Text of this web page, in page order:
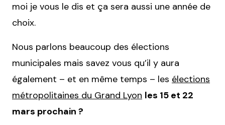
moi je vous le dis et ça sera aussi une année de
choix.
Nous parlons beaucoup des élections
municipales mais savez vous qu’il y aura
également – et en même temps – les élections
métropolitaines du Grand Lyon les 15 et 22
mars prochain ?